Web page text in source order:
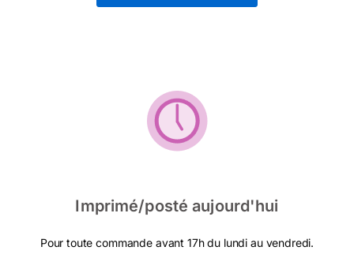
Imprimé/posté aujourd'hui
Pour toute commande avant 17h du lundi au vendredi.